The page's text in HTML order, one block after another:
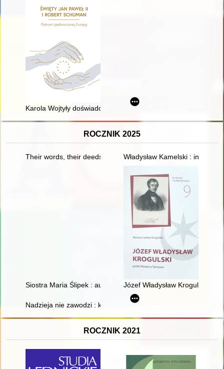
Karola Wojtyły doświadczenie dialogu międzynarodowego i
ROCZNIK 2025
Their words, their deeds : the January Uprising in the
Władysław Kamelski :
Siostra Maria Ślipek : autobiografia : to, co jeszcze pamiętam
Józef Władysław Krogulski :
Nadzieja nie zawodzi : księga pamiątkowa na 40-lecie
ROCZNIK 2021